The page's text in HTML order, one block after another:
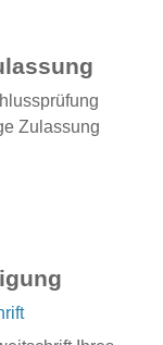
Zulassung